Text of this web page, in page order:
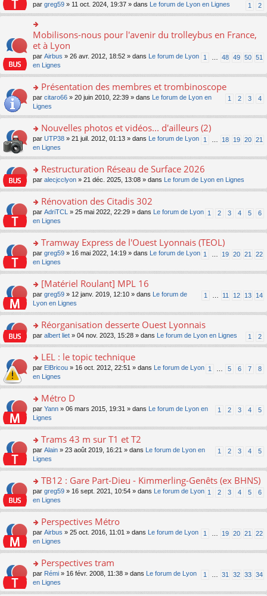
ult
er
le
m
e
s
s
e
n
o
n
lu
pl
s
ré
c
e
1 2
par greg59 » 11 oct. 2024, 19:37 » dans Le forum de Lyon en Lignes
o
n
ult
le
m
e
s
s
g
e
n
o
n
lu
u
s
ré
c
e
Mobilisons-nous pour l'avenir du trolleybus en France,
et à Lyon
1 48 49 50 51
par Airbus » 26 avr. 2012, 18:52 » dans
Le forum de Lyon
en Lignes
o
s
er
le
m
e
s
s
e
n
o
n
lu
pl
ré
c
nt
Présentation des membres et trombinoscope
1 2 3 4
par citaro66 » 20 juin 2010, 22:39 » dans
Le forum de Lyon en
Lignes
o
n
s
er
le
m
e
s
s
e
n
o
n
lu
pl
ré
c
e
Nouvelles photos et vidéos... d'ailleurs (2)
1 18 19 20 21
par UTP38 » 21 juil. 2012, 01:13 » dans
Le forum de Lyon
en Lignes
o
n
ult
er
le
m
e
s
s
e
n
o
n
lu
pl
s
ré
c
e
Restructuration Réseau de Surface 2026
par alecjcclyon » 21 déc. 2025, 13:08 » dans Le forum de Lyon en Lignes
o
n
s
er
le
m
e
s
s
a
n
o
n
lu
pl
ré
c
nt
Rénovation des Citadis 302
1 2 3 4 5 6
par AdriTCL » 25 mai 2022, 22:29 » dans
Le forum de Lyon
en Lignes
o
n
s
er
le
m
e
s
s
e
n
o
n
lu
pl
ré
c
nt
Tramway Express de l'Ouest Lyonnais (TEOL)
1 19 20 21 22
par greg59 » 16 mai 2022, 14:19 » dans
Le forum de Lyon
en Lignes
o
s
er
le
m
e
s
s
e
n
o
n
lu
pl
ré
c
e
nt
[Matériel Roulant] MPL 16
1 11 12 13 14
par greg59 » 12 janv. 2019, 12:10 » dans
Le forum de
Lyon en Lignes
o
n
ult
er
le
m
e
s
s
e
n
o
n
lu
pl
ré
c
e
nt
Réorganisation desserte Ouest Lyonnais
1 2
par albert liet » 04 nov. 2023, 15:28 » dans Le forum de Lyon en Lignes
o
n
s
er
le
m
e
s
s
a
n
o
n
lu
le
u
c
e
nt
LEL : le topic technique
1 5 6 7 8
par ElBricou » 16 oct. 2012, 22:51 » dans
Le forum de Lyon
en Lignes
o
s
er
le
m
e
s
s
a
n
o
n
lu
le
u
Métro D
1 2 3 4 5
par Yann » 06 mars 2015, 19:31 » dans
Le forum de Lyon en
Lignes
o
s
er
le
m
e
s
s
a
n
o
n
lu
Trams 43 m sur T1 et T2
1 2 3 4 5
par Alain » 23 août 2019, 16:21 » dans
Le forum de Lyon en
Lignes
o
n
s
er
le
m
e
s
s
a
TB12 : Gare Part-Dieu - Kimmerling-Genêts (ex BHNS)
1 2 3 4 5 6
par greg59 » 16 sept. 2021, 10:54 » dans
Le forum de Lyon
en Lignes
o
n
s
er
le
m
Perspectives Métro
1 19 20 21 22
par Airbus » 25 oct. 2016, 11:01 » dans
Le forum de Lyon
en Lignes
o
n
s
Perspectives tram
1 31 32 33 34
par Rémi » 16 févr. 2008, 11:38 » dans
Le forum de Lyon
en Lignes